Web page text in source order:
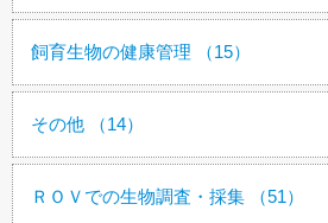
飼育生物の健康管理 （15）
その他 （14）
ＲＯＶでの生物調査・採集 （51）